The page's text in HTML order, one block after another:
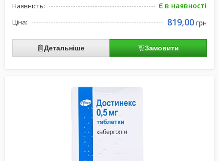
Наявність: Є в наявності
Ціна: 819,00 грн
Детальніше Замовити